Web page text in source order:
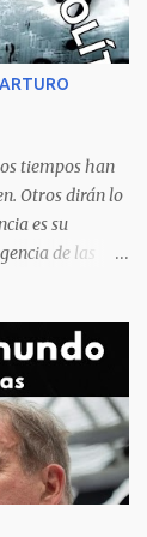
todo en
presentar su
un color
tiempos han
Otros dirán lo
es su
de las
hacia
va a
la
la calle. La
construye con
El